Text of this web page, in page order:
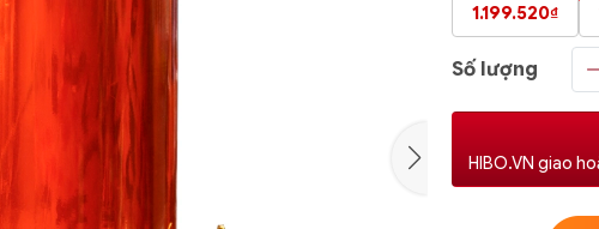
1.199.520₫
Số lượng
HIBO.VN giao